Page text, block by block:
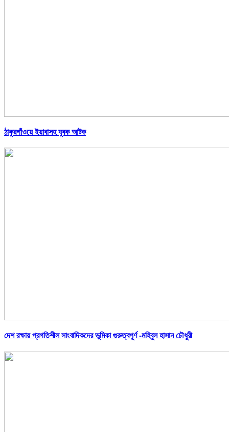
ঠাকুরগাঁওয়ে ইয়াবাসহ যুবক আটক
দেশ রক্ষায় প্রগতিশীল সাংবাদিকদের ভুমিকা গুরুত্বপূর্ণ -মহিবুল হাসান চৌধুরী